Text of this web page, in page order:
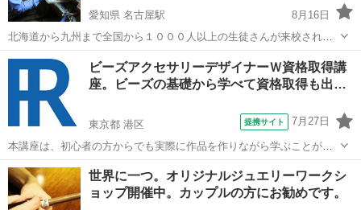
愛知県 名古屋駅
8月16日
北海道から九州まで全国から１０００人以上の生徒さんが来校され１
８Ｋでのジュエリーリングを製作しています。美大、彫金学校では学
べない宝飾の製造、合理的なスピードがスクールになっていますので
是非体験コースから参加してください。 ...
愛知 名古屋市 名古屋駅 彫金 美大
ビーズアクセサリーデザイナーＷ資格取得講
座。ビーズの基礎から学べて資格取得も出…
東京都 港区 提携サイト 7月27日
本講座は、初心者の方からでも実際に作品を作りながら学ぶことがで
きます。自社開発の教材で初心者の方にもわかりやすい教材で丁寧に
学習を進めていくことができます。ぜひこの機会に資料請求をしてみ
てください。ビーズ以外にも多数の講座を...
東京 港区 彫金
世界に一つ。オリジナルジュエリーワークシ
ョップ開催中。カップルの方にお勧めです。